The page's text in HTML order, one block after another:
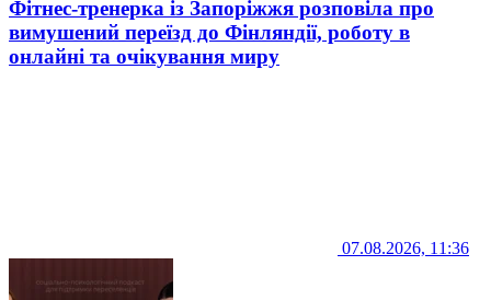
Фітнес-тренерка із Запоріжжя розповіла про
вимушений переїзд до Фінляндії, роботу в
онлайні та очікування миру
07.08.2026, 11:36